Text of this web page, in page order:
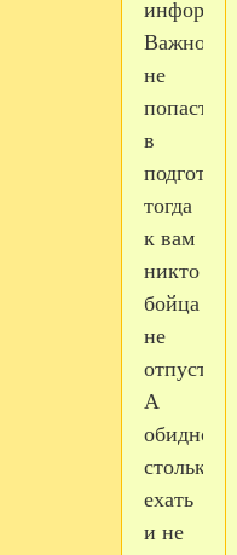
Важно
не
попасть
в
тогда
к вам
никто
бойца
не
отпустит.
А
обидно
столько
ехать
и не